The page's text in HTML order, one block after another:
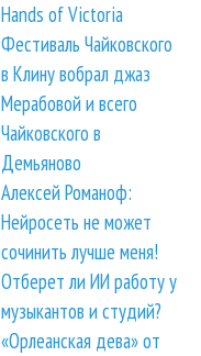
Hands of Victoria
Фестиваль Чайковского
в Клину вобрал джаз
Мерабовой и всего
Чайковского в
Демьяново
Алексей Романоф:
Нейросеть не может
сочинить лучше меня!
Отберет ли ИИ работу у
музыкантов и студий?
«Орлеанская дева» от